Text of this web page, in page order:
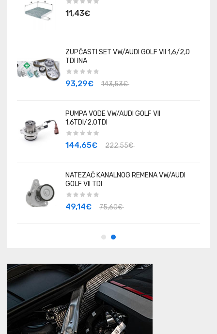
11,43€
ZUPČASTI SET VW/AUDI GOLF VII 1,6/2,0
TDI INA
93,29€ 143,53€
PUMPA VODE VW/AUDI GOLF VII
1,6TDI/2,0TDI
144,65€ 222,55€
NATEZAČ KANALNOG REMENA VW/AUDI
GOLF VII TDI
49,14€ 75,60€